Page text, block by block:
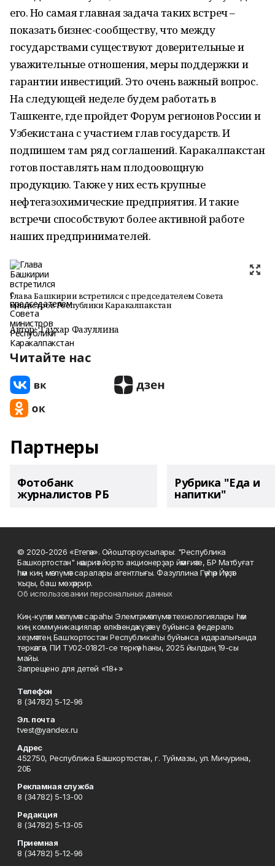
его. Но самая главная задача таких встреч –
показать бизнес-сообществу, что между
государствами существуют доверительные и
уважительные отношения, меры поддержки и
гарантии инвестиций. Это очень важный вопрос.
На следующей неделе будем работать в
Ташкенте, где пройдет Форум регионов России и
Узбекистана с участием глав государств. И
подпишем там ряд соглашений. Каракалпакстан
готов поставлять нам плодоовощную
продукцию. Также у них есть крупные
нефтегазохимические предприятия. И такие
встречи способствуют более активной работе
наших предпринимателей.
Глава Башкирии встретился с председателем Совета
министров Республики Каракалпакстан
Автор: Гаухар Фазуллина
Читайте нас
Партнеры
Фотобанк
журналистов РБ
Рубрика "Еда и
напитки"
© 2020-2026 «Етегән». Ойоштороусылары: "Республика
Башкортостан" нәшриәт йорто акционерҙар йәмғиәте, БР Матбуғат
һәм киң мәғлүмәт саралары агентлығы. Фазуллина Гәүһәр Йәүҙәт
ҡыҙы, баш мөхәррир.
Об использовании персональных данных
Киң-күләм мәғлүмәт сараһы Элемтә, мәғлүмәт технологиялары һәм
киң коммуникациялар өлкәһендә күҙәтеү буйынса федераль
хеҙмәттең Башҡортостан Республикаһы буйынса идаралығында
теркәлгән, ПИ ТУ02-01821-се теркәү һаны, 2025 йылдың 19-сы
майы.
Запрещено для детей «18+»
Телефон
8 (34782) 5-12-96
Эл. почта
tvest@yandex.ru
Адрес
452750, Республика Башкортостан, г. Туймазы, ул. Мичурина,
20Б
Рекламная служба
8 (34782) 5-13-00
Редакция
8 (34782) 5-13-05
Приемная
8 (34782) 5-12-96